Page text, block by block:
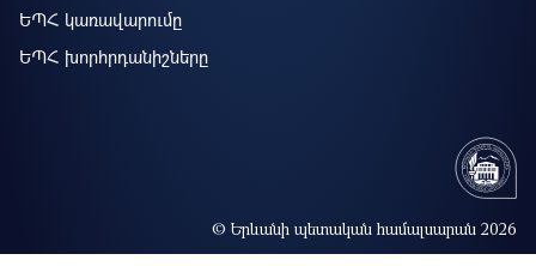
ԵՊՀ կառավարումը
ԵՊՀ խորհրդանիշները
© Երևանի պետական համալսարան 2026